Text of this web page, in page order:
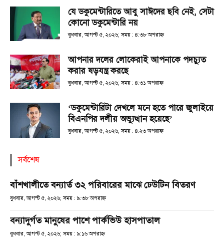
যে ডকুমেন্টারিতে আবু সাঈদের ছবি নেই, সেটা
কোনো ডকুমেন্টারি নয়
বুধবার, আগস্ট ৫, ২০২৬; সময় : ৪:৩৮ অপরাহ্ণ
আপনার দলের লোকেরাই আপনাকে পদচ্যুত
করার ষড়যন্ত্র করছে
বুধবার, আগস্ট ৫, ২০২৬; সময় : ৪:৩১ অপরাহ্ণ
‘ডকুমেন্টারিটা দেখলে মনে হতে পারে জুলাইয়ে
বিএনপির দলীয় অভ্যুত্থান হয়েছে’
বুধবার, আগস্ট ৫, ২০২৬; সময় : ৪:২৩ অপরাহ্ণ
সর্বশেষ
বাঁশখালীতে বন্যার্ত ৩২ পরিবারের মাঝে ঢেউটিন বিতরণ
বুধবার, আগস্ট ৫, ২০২৬; সময় : ৯:৩৮ অপরাহ্ণ
বন্যাদুর্গত মানুষের পাশে পার্কভিউ হাসপাতাল
বুধবার, আগস্ট ৫, ২০২৬; সময় : ৯:১৬ অপরাহ্ণ